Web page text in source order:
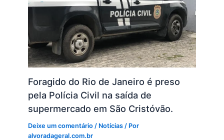
Foragido do Rio de Janeiro é preso
pela Polícia Civil na saída de
supermercado em São Cristóvão.
Deixe um comentário / Notícias / Por
alvoradageral.com.br